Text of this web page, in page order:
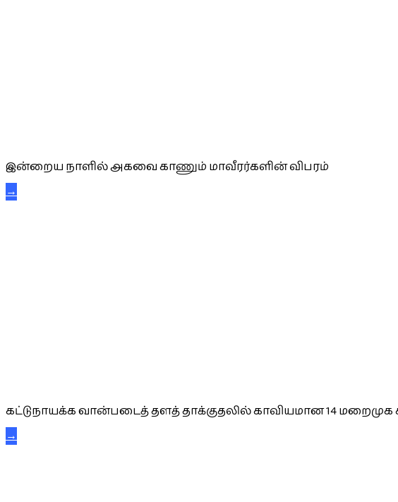
இன்றைய நாளில் அகவை காணும் மாவீரர்களின் விபரம்
→
கட்டுநாயக்க வான்படைத் தளத் தாக்குதலில் காவியமான 14 மறைமுக
→